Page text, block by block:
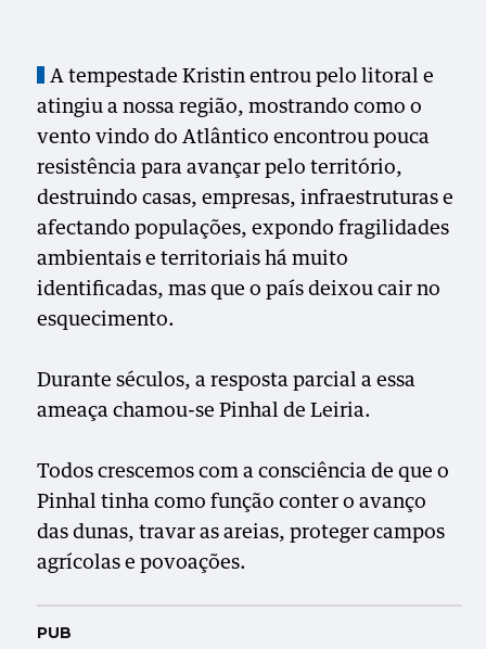
A tempestade Kristin entrou pelo litoral e
atingiu a nossa região, mostrando como o
vento vindo do Atlântico encontrou pouca
resistência para avançar pelo território,
destruindo casas, empresas, infraestruturas e
afectando populações, expondo fragilidades
ambientais e territoriais há muito
identificadas, mas que o país deixou cair no
esquecimento.
Durante séculos, a resposta parcial a essa
ameaça chamou-se Pinhal de Leiria.
Todos crescemos com a consciência de que o
Pinhal tinha como função conter o avanço
das dunas, travar as areias, proteger campos
agrícolas e povoações.
PUB